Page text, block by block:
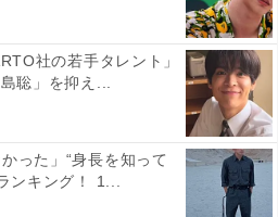
社の若手タレント」
聡」を抑え...
った」“身長を知って
ンキング！ 1...